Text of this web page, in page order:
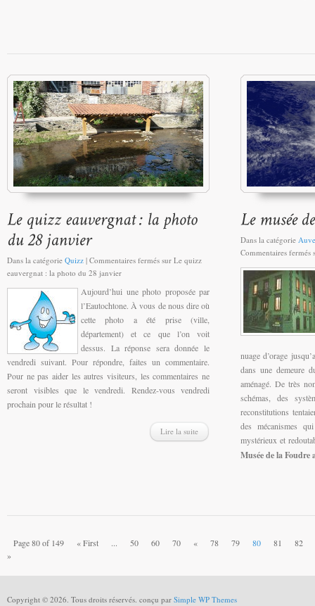
Dans la catégorie Quizz | Commentaires fermés sur Le quizz
eauvergnat : la photo du 28 janvier
Aujourd’hui une photo proposée par
l’Eautochtone. À vous de nous dire où
cette photo a été prise (ville,
département) et ce que l’on voit
dessus. La réponse sera donnée le
vendredi suivant. Pour répondre, faites un commentaire.
Pour ne pas aider les autres visiteurs, les commentaires ne
seront visibles que le vendredi. Rendez-vous vendredi
prochain pour le résultat !
Lire la suite
Dans la catégorie
Commentaires fermés
nuage d’orage
dans une demeure
aménagé. De très
schémas, des
reconstitutions
des mécanismes
mystérieux et
Musée de la Foudre
Page 80 of 149 « First ... 50 60 70 « 78 79 80 81
82
»
Copyright © 2026. Tous droits réservés. conçu par Simple WP Themes